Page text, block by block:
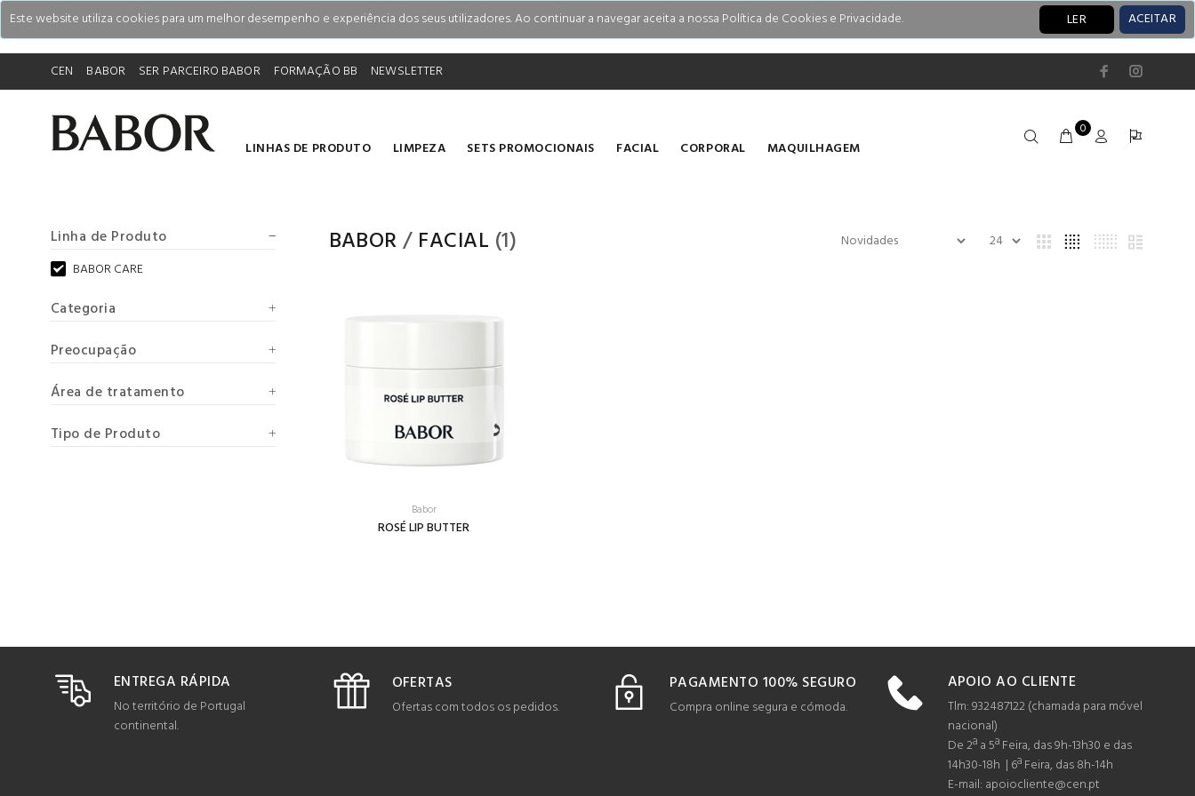
Este website utiliza cookies para um melhor desempenho e experiência dos seus utilizadores. Ao continuar a navegar aceita a nossa Política de Cookies e Privacidade. LER ACEITAR
CEN BABOR SER PARCEIRO BABOR FORMAÇÃO BB NEWSLETTER
LINHAS DE PRODUTO LIMPEZA SETS PROMOCIONAIS FACIAL CORPORAL MAQUILHAGEM
0
Linha de Produto
BABOR CARE
Categoria
Preocupação
Área de tratamento
Tipo de Produto
BABOR/ FACIAL (1)
Babor
ROSÉ LIP BUTTER
ENTREGA RÁPIDA
No território de Portugal
continental.
OFERTAS
Ofertas com todos os pedidos.
PAGAMENTO 100% SEGURO
Compra online segura e cómoda.
APOIO AO CLIENTE
Tlm: 932487122 (chamada para móvel
nacional)
De 2ª a 5ª Feira, das 9h-13h30 e das
14h30-18h | 6ª Feira, das 8h-14h
E-mail: apoiocliente@cen.pt